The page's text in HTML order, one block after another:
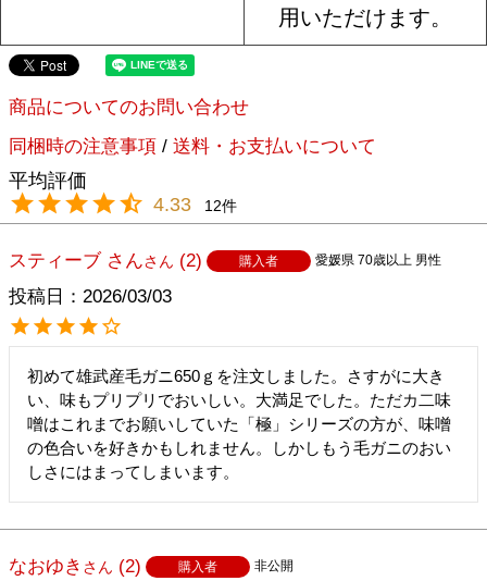
用いただけます。
商品についてのお問い合わせ
同梱時の注意事項 / 送料・お支払いについて
4.33 12
スティーブ さん 2 購入者 愛媛県 70歳以上 男性
投稿日 2026/03/03
初めて雄武産毛ガニ650ｇを注文しました。さすがに大き
い、味もプリプリでおいしい。大満足でした。ただカ二味
噌はこれまでお願いしていた「極」シリーズの方が、味噌
の色合いを好きかもしれません。しかしもう毛ガニのおい
しさにはまってしまいます。
なおゆき 2 購入者 非公開